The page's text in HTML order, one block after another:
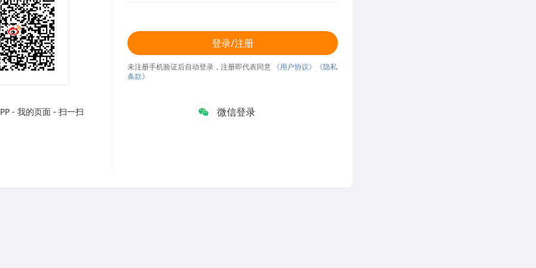
- 我的页面 - 扫一扫
登录/注册
未注册手机验证后自动登录，注册即代表同意 《用户协议》
《隐私
条款》
微信登录